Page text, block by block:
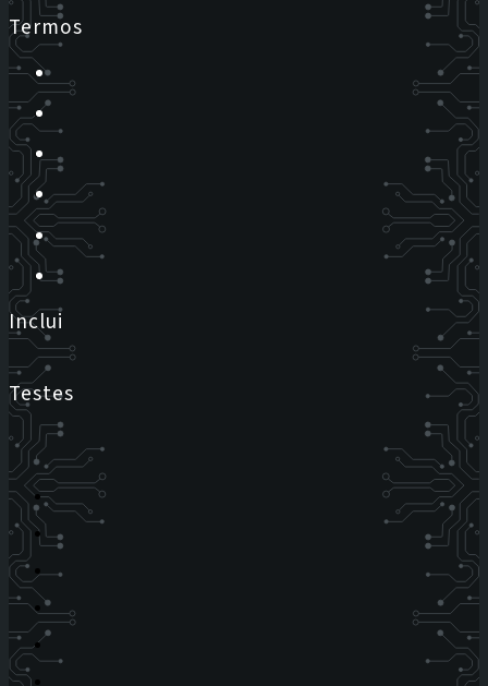
Termos
Inclui
Testes